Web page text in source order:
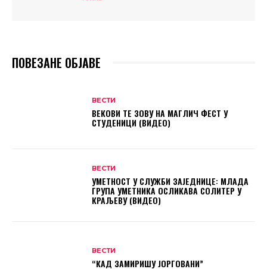
ПОВЕЗАНЕ ОБЈАВЕ
ВЕСТИ
ВЕКОВИ ТЕ ЗОВУ НА МАГЛИЧ ФЕСТ У
СТУДЕНИЦИ (ВИДЕО)
ВЕСТИ
УМЕТНОСТ У СЛУЖБИ ЗАЈЕДНИЦЕ: МЛАДА
ГРУПА УМЕТНИКА ОСЛИКАВА СОЛИТЕР У
КРАЉЕВУ (ВИДЕО)
ВЕСТИ
“КАД ЗАМИРИШУ ЈОРГОВАНИ”